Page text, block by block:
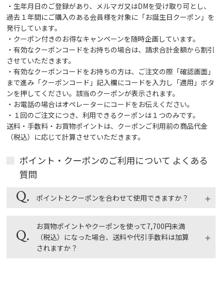
・生年月日のご登録があり、メルマガ又はDMを受け取り可とし、
過去１年間にご購入のある会員様を対象に「お誕生日クーポン」を
発行しています。
・クーポン付きのお得なキャンペーンを随時企画しています。
・有効なクーポンコードをお持ちの場合は、請求合計金額から割引
させていただきます。
・有効なクーポンコードをお持ちの方は、ご注文の際「確認画面」
まで進み「クーポンコード」記入欄にコードを入力し「適用」ボタ
ンを押してください。該当のクーポンが表示されます。
・お電話の場合はオペレーターにコードをお伝えください。
・１回のご注文につき、利用できるクーポンは１つのみです。
送料・手数料・お買物ポイントは、クーポンご利用前の商品代金
（税込）に応じて計算させていただきます。
ポイント・クーポンのご利用について よくある
質問
ポイントとクーポンを合わせて使用できますか？
ポイントとクーポンは同時に使用できます。クーポン
を複数お持ちの場合は、１回のご注文につき１つのク
ーポンのみご利用いただけます。
お買物ポイントやクーポンを使って7,700円未満
（税込）になった場合、送料や代引手数料は加算
されますか？